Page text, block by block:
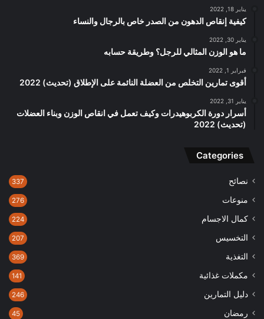
يناير 18, 2022
كيفية إنقاص الدهون من الصدر خاص بالرجال والنساء
يناير 30, 2022
ما هو الوزن المثالي للرجل؟ وطريقة حسابه
فبراير 1, 2022
أقوى تمارين التخلص من العضلة النائمة على الإطلاق (تحديث) 2022
يناير 31, 2022
أسرار دورة الكربوهيدرات وكيف تعمل في انقاص الوزن وبناء العضلات
(تحديث) 2022
Categories
نصائح 337
منوعات 276
كمال الاجسام 224
التخسيس 207
التغذية 369
مكملات غذائية 141
دليل التمارين 246
رمضان 45